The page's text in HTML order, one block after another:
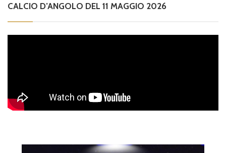
CALCIO D’ANGOLO DEL 11 MAGGIO 2026